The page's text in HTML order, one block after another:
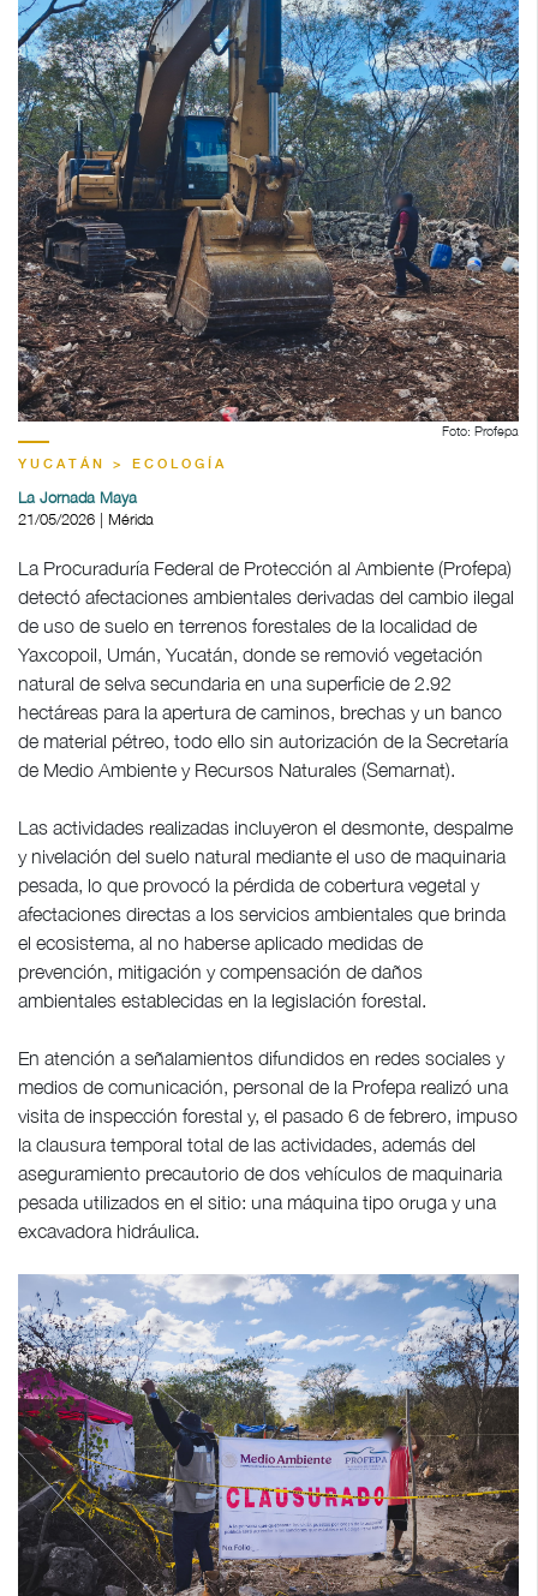
Foto: Profepa
YUCATÁN > ECOLOGÍA
La Jornada Maya
21/05/2026 | Mérida
La Procuraduría Federal de Protección al Ambiente (Profepa)
detectó afectaciones ambientales derivadas del cambio ilegal
de uso de suelo en terrenos forestales de la localidad de
Yaxcopoil, Umán, Yucatán, donde se removió vegetación
natural de selva secundaria en una superficie de 2.92
hectáreas para la apertura de caminos, brechas y un banco
de material pétreo, todo ello sin autorización de la Secretaría
de Medio Ambiente y Recursos Naturales (Semarnat).
Las actividades realizadas incluyeron el desmonte, despalme
y nivelación del suelo natural mediante el uso de maquinaria
pesada, lo que provocó la pérdida de cobertura vegetal y
afectaciones directas a los servicios ambientales que brinda
el ecosistema, al no haberse aplicado medidas de
prevención, mitigación y compensación de daños
ambientales establecidas en la legislación forestal.
En atención a señalamientos difundidos en redes sociales y
medios de comunicación, personal de la Profepa realizó una
visita de inspección forestal y, el pasado 6 de febrero, impuso
la clausura temporal total de las actividades, además del
aseguramiento precautorio de dos vehículos de maquinaria
pesada utilizados en el sitio: una máquina tipo oruga y una
excavadora hidráulica.